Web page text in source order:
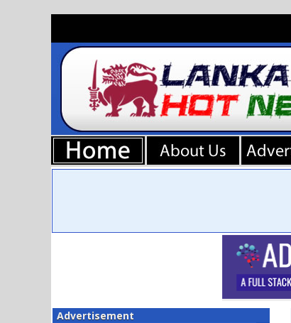
Advertisement